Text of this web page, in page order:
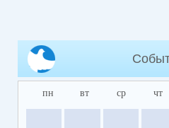
пн вт ср чт